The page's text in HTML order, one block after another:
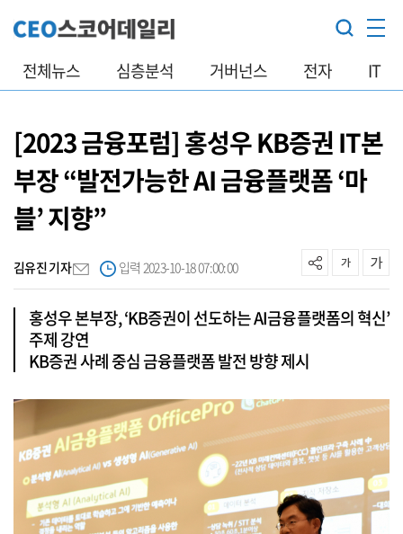
전체뉴스 심층분석 거버넌스 전자 IT
[2023 금융포럼] 홍성우 KB증권 IT본
부장 “발전가능한 AI 금융플랫폼 ‘마
블’ 지향”
김유진 기자 입력 2023-10-18 07:00:00
홍성우 본부장, ‘KB증권이 선도하는 AI금융플랫폼의 혁신’
주제 강연
KB증권 사례 중심 금융플랫폼 발전 방향 제시